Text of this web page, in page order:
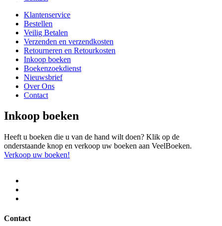
Klantenservice
Bestellen
Veilig Betalen
Verzenden en verzendkosten
Retourneren en Retourkosten
Inkoop boeken
Boekenzoekdienst
Nieuwsbrief
Over Ons
Contact
Inkoop boeken
Heeft u boeken die u van de hand wilt doen? Klik op de
onderstaande knop en verkoop uw boeken aan VeelBoeken.
Verkoop uw boeken!
Contact